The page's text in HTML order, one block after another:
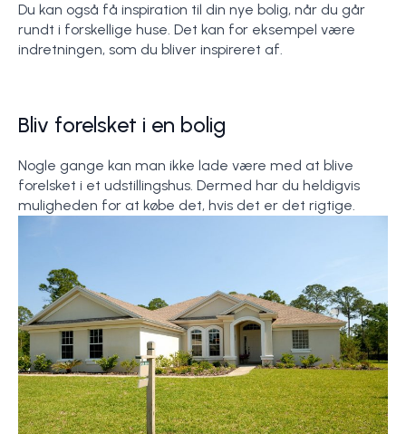
Du kan også få inspiration til din nye bolig, når du går
rundt i forskellige huse. Det kan for eksempel være
indretningen, som du bliver inspireret af.
Bliv forelsket i en bolig
Nogle gange kan man ikke lade være med at blive
forelsket i et udstillingshus. Dermed har du heldigvis
muligheden for at købe det, hvis det er det rigtige.